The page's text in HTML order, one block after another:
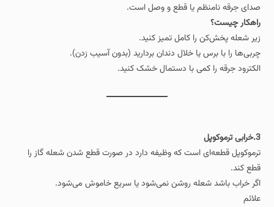
صدای جرقه نامنظم یا قطع و وصل است.
راهکار چیست؟
زیر شعله‌ پخش‌کن را کامل تمیز کنید.
چربی‌ها را با برس یا خلال‌ دندان بردارید (بدون آسیب زدن).
الکترود جرقه را کمی با دستمال خشک کنید.
3.خرابی ترموکوپل
ترموکوپل قطعه‌ای است که وظیفه دارد در صورت قطع شدن شعله گاز را
قطع کند.
اگر خراب باشد شعله روشن نمی‌شود یا سریع خاموش می‌شود.
علائم